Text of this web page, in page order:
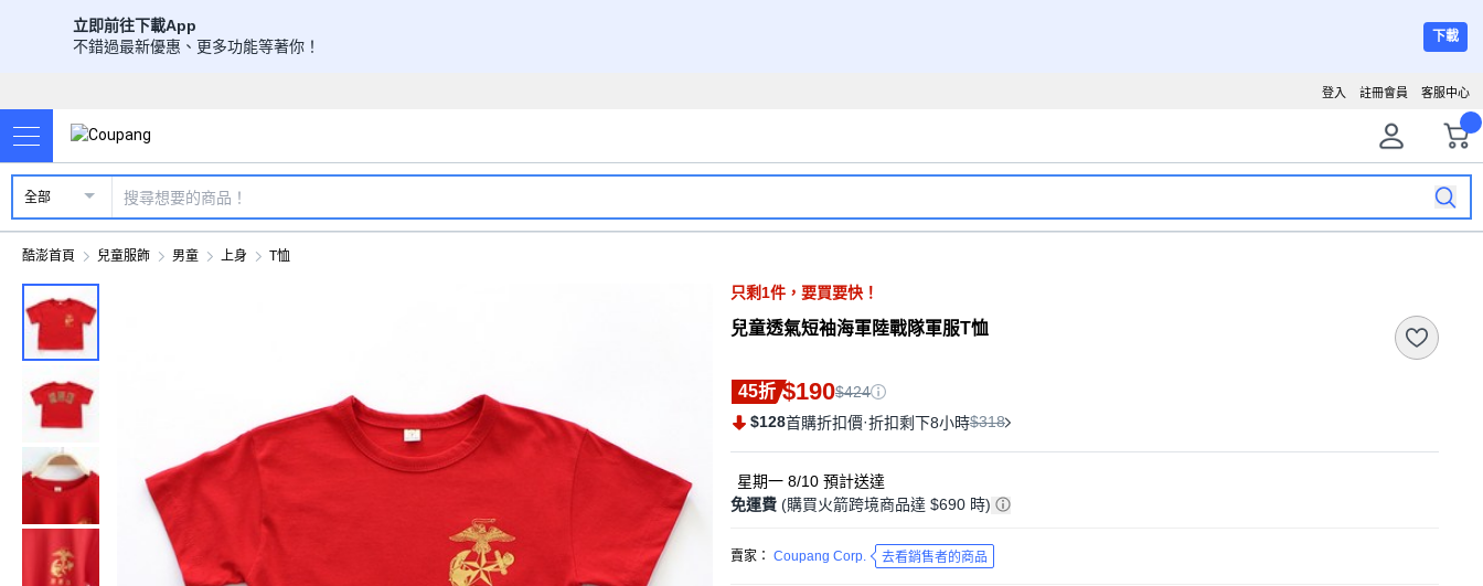
立即前往下載App
不錯過最新優惠、更多功能等著你！
下載
客服中心
註冊會員
登入
全部
酷澎首頁 兒童服飾 男童 上身 T恤
只剩1件， 要買要快！
兒童透氣短袖海軍陸戰隊軍服T恤
45折 $190$424
$128首購折扣價·折扣剩下8小時$318
星期一 8/10 預計送達
免運費 (購買火箭跨境商品達 $690 時)
賣家： Coupang Corp. 去看銷售者的商品